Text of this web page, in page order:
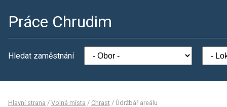
Práce Chrudim
Hledat zaměstnání
Hlavní strana / Volná místa / Chrast / Údržbář areálu